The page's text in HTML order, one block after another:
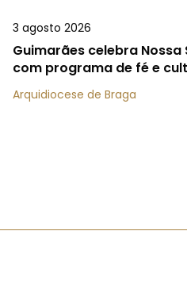
3 agosto 2026
Guimarães celebra
com programa de fé e
Arquidiocese de Braga